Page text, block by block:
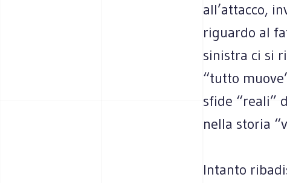
all’attacco,
riguardo al
sinistra ci si
“tutto
sfide “reali”
nella storia
Intanto